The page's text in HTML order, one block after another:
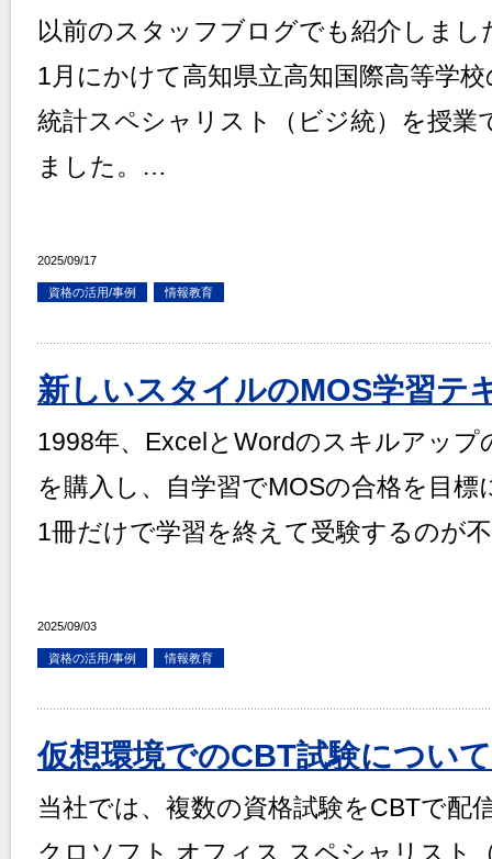
以前のスタッフブログでも紹介しまし
1月にかけて高知県立高知国際高等学
統計スペシャリスト（ビジ統）を授業
ました。…
2025/09/17
資格の活用/事例 情報教育
新しいスタイルのMOS学習テ
1998年、ExcelとWordのスキルアッ
を購入し、自学習でMOSの合格を目
1冊だけで学習を終えて受験するのが
2025/09/03
資格の活用/事例 情報教育
仮想環境でのCBT試験について
当社では、複数の資格試験をCBTで配
クロソフト オフィス スペシャリスト